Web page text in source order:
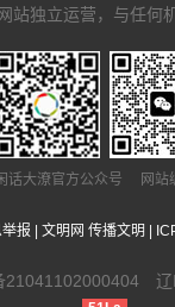
站独立运营，与任何
话大潦官方公众号 网
报 文明网 传播文明
21041102000404